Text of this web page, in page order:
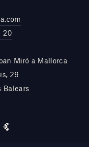
20
Miró a Mallorca
29
Balears